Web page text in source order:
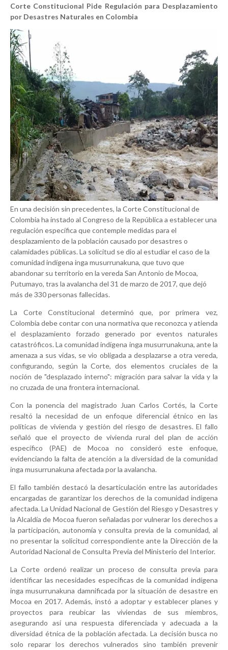
Corte Constitucional Pide Regulación para Desplazamiento
por Desastres Naturales en Colombia
En una decisión sin precedentes, la Corte Constitucional de
Colombia ha instado al Congreso de la República a establecer una
regulación específica que contemple medidas para el
desplazamiento de la población causado por desastres o
calamidades públicas. La solicitud se dio al estudiar el caso de la
comunidad indígena inga musurrunakuna, que tuvo que
abandonar su territorio en la vereda San Antonio de Mocoa,
Putumayo, tras la avalancha del 31 de marzo de 2017, que dejó
más de 330 personas fallecidas.
La Corte Constitucional determinó que, por primera vez,
Colombia debe contar con una normativa que reconozca y atienda
el desplazamiento forzado generado por eventos naturales
catastróficos. La comunidad indígena inga musurrunakuna, ante la
amenaza a sus vidas, se vio obligada a desplazarse a otra vereda,
configurando, según la Corte, dos elementos cruciales de la
noción de "desplazado interno": migración para salvar la vida y la
no cruzada de una frontera internacional.
Con la ponencia del magistrado Juan Carlos Cortés, la Corte
resaltó la necesidad de un enfoque diferencial étnico en las
políticas de vivienda y gestión del riesgo de desastres. El fallo
señaló que el proyecto de vivienda rural del plan de acción
específico (PAE) de Mocoa no consideró este enfoque,
evidenciando la falta de atención a la diversidad de la comunidad
inga musurrunakuna afectada por la avalancha.
El fallo también destacó la desarticulación entre las autoridades
encargadas de garantizar los derechos de la comunidad indígena
afectada. La Unidad Nacional de Gestión del Riesgo y Desastres y
la Alcaldía de Mocoa fueron señaladas por vulnerar los derechos a
la participación, autonomía y consulta previa de la comunidad, al
no presentar la solicitud correspondiente ante la Dirección de la
Autoridad Nacional de Consulta Previa del Ministerio del Interior.
La Corte ordenó realizar un proceso de consulta previa para
identificar las necesidades específicas de la comunidad indígena
inga musurrunakuna damnificada por la situación de desastre en
Mocoa en 2017. Además, instó a adoptar y establecer planes y
proyectos para reubicar las viviendas de sus miembros,
asegurando así una respuesta diferenciada y adecuada a la
diversidad étnica de la población afectada. La decisión busca no
solo reparar los derechos vulnerados sino también prevenir